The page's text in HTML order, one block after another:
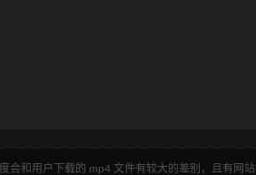
会和用户下载的 mp4 文件有较大的差别，且有网站